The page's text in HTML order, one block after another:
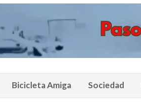
Bicicleta Amiga Sociedad